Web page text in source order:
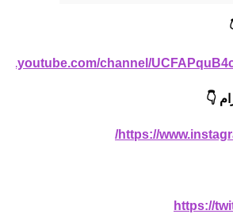
channel/
👇
https://
https://